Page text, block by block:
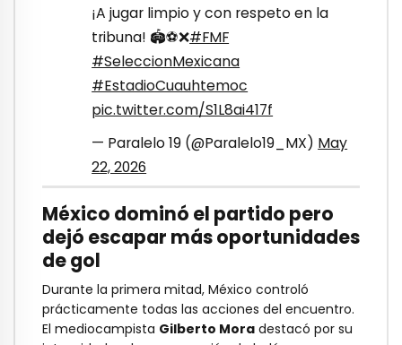
¡A jugar limpio y con respeto en la
tribuna! 🏟️⚽❌#FMF
#SeleccionMexicana
#EstadioCuauhtemoc
pic.twitter.com/S1L8ai417f
— Paralelo 19 (@Paralelo19_MX) May
22, 2026
México dominó el partido pero
dejó escapar más oportunidades
de gol
Durante la primera mitad, México controló
prácticamente todas las acciones del encuentro.
El mediocampista Gilberto Mora destacó por su